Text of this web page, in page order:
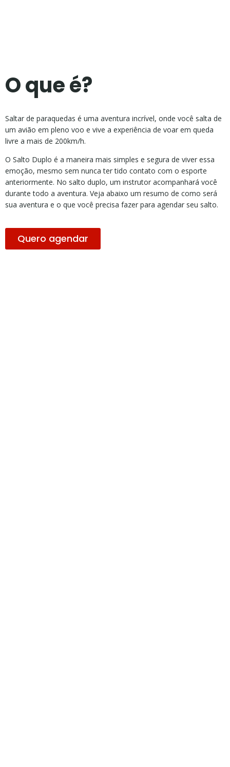
O que é?
Saltar de paraquedas é uma aventura incrível, onde você salta de
um avião em pleno voo e vive a experiência de voar em queda
livre a mais de 200km/h.
O Salto Duplo é a maneira mais simples e segura de viver essa
emoção, mesmo sem nunca ter tido contato com o esporte
anteriormente. No salto duplo, um instrutor acompanhará você
durante todo a aventura. Veja abaixo um resumo de como será
sua aventura e o que você precisa fazer para agendar seu salto.
Quero agendar